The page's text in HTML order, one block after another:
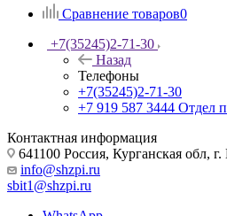
Сравнение товаров0
+7(35245)2-71-30
Назад
Телефоны
+7(35245)2-71-30
+7 919 587 3444 Отдел
Контактная информация
641100 Россия, Курганская обл,
info@shzpi.ru
sbit1@shzpi.ru